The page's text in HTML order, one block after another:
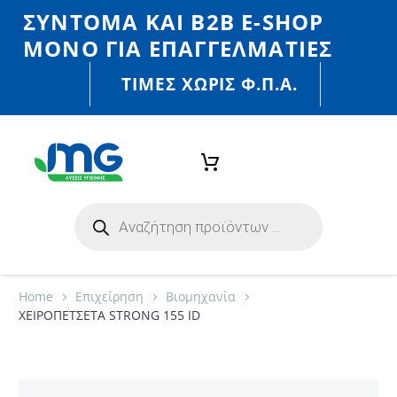
ΣΎΝΤΟΜΑ ΚΑΙ Β2Β E-SHOP
MONO ΓΙΑ ΕΠΑΓΓΕΛΜΑΤΊΕΣ
ΤΙΜΈΣ ΧΩΡΙΣ Φ.Π.Α.
Home Eπιχείρηση
Βιομηχανία
ΧΕΙΡΟΠΕΤΣΕΤΑ STRONG 155 ID